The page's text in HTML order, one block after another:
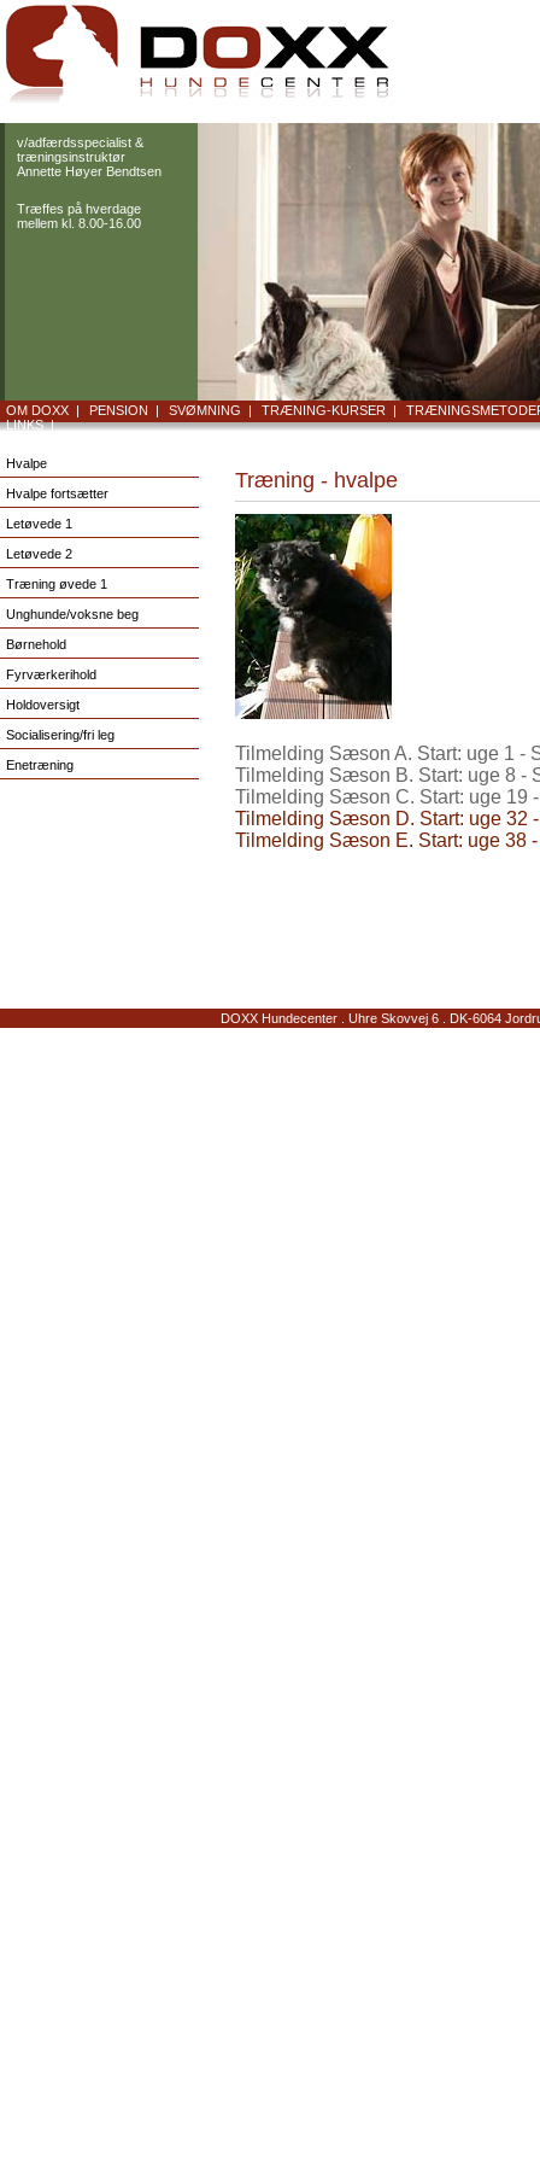
v/adfærdsspecialist &
træningsinstruktør
Annette Høyer Bendtsen
Træffes på hverdage
mellem kl. 8.00-16.00
OM DOXX | PENSION | SVØMNING | TRÆNING-KURSER |
LINKS |
Hvalpe
Hvalpe fortsætter
Letøvede 1
Letøvede 2
Træning øvede 1
Unghunde/voksne beg
Børnehold
Fyrværkerihold
Holdoversigt
Socialisering/fri leg
Enetræning
Træning - hvalpe
Tilmelding Sæson A. Start: uge 1 -
Tilmelding Sæson B. Start: uge 8 -
Tilmelding Sæson C. Start: uge 19
Tilmelding Sæson D. Start: uge 32
Tilmelding Sæson E. Start: uge 38
DOXX Hundecenter . Uhre Skovvej 6 . DK-6064